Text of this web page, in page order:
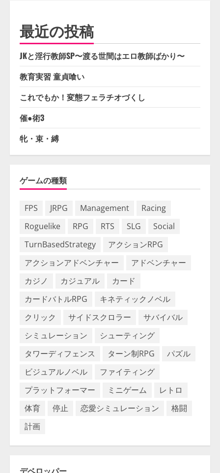
最近の投稿
JKと淫行教師SP〜渡る世間はエロ教師ばかり〜
教育実習 童貞喰い
これでもか！変態フェラチオづくし
催●術3
牝・束・縛
ゲームの種類
FPS JRPG Management
Racing
Roguelike
RPG RTS SLG
Social
TurnBasedStrategy
アクションRPG
アクションアドベンチャー
アドベンチャー
カジノ
カジュアル
カード
カードバトルRPG
キネティックノベル
クリック
サイドスクロラー
サバイバル
シミュレーション
シューティング
タワーディフェンス
ターン制RPG
パズル
ビジュアルノベル
ファイティング
プラットフォーマー
ミニゲーム
レトロ
体育
停止 恋愛シミュレーション
格闘
計画
デベロッパー